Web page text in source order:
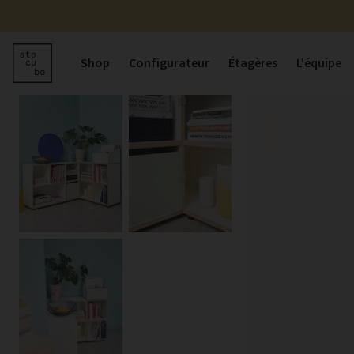
Shop Configurateur Étagères L'équipe